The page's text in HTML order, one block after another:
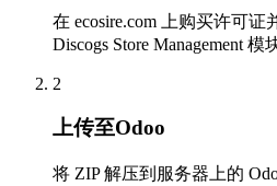
在 ecosire.com 上购买许可
Discogs Store Management 模
2
上传至Odoo
将 ZIP 解压到服务器上的